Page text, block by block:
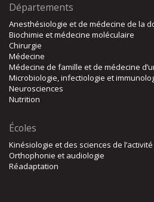
Départements
Anesthésiologie et de médecine de la
Biochimie et médecine moléculaire
Chirurgie
Médecine
Médecine de famille et de médecine
Microbiologie, infectiologie et
Neurosciences
Nutrition
Écoles
Kinésiologie et des sciences de
Orthophonie et audiologie
Réadaptation